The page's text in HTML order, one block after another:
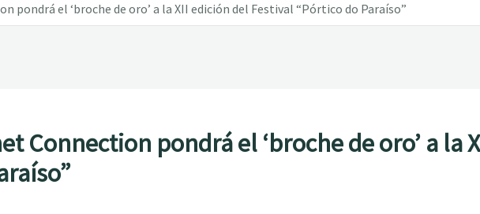
pondrá el ‘broche de oro’ a la XII edición del Festival “Pórtico do Paraíso”
Connection pondrá el ‘broche de oro’ a la